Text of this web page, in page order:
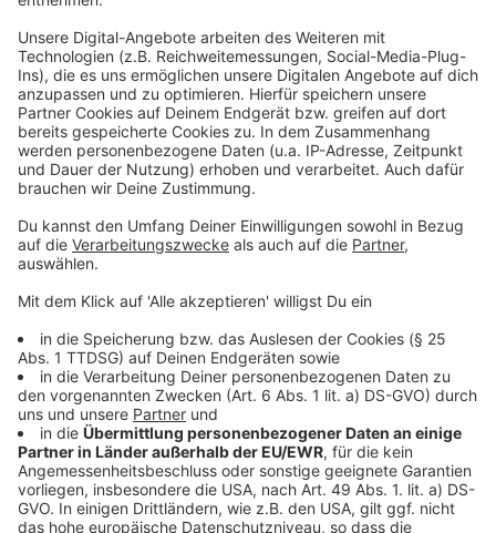
Nutzung des Service zu, um dieses
Video anzusehen.
Mehr Informationen
Akzeptieren
powered byUsercentrics Consent
Management Platform
Was hat es mit dem mysteriösen Buch auf sich? Und
wie konnte jemals jemand hinter Catherines dunkles
Geheimnis kommen?
Leben.
Anzeige
©Copyright: Apple TV+
Catherine will den Roman verbrennen.